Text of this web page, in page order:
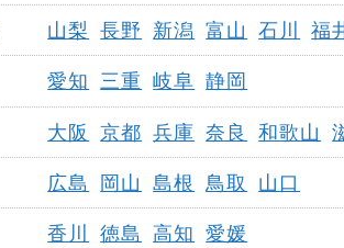
山梨 長野 新潟 富山 石川 福
愛知 三重 岐阜 静岡
大阪 京都 兵庫 奈良 和歌山
広島 岡山 島根 鳥取 山口
香川 徳島 高知 愛媛